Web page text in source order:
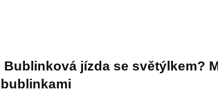
Bublinková jízda se světýlkem?
bublinkami